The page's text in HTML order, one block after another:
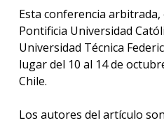
Esta conferencia
Pontificia Universidad
Universidad Técnica
lugar del 10 al 14 de
Chile.
Los autores del artículo